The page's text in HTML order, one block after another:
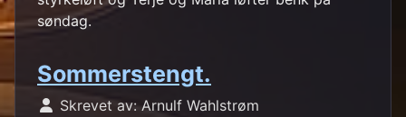
søndag.
Sommerstengt.
Skrevet av: Arnulf Wahlstrøm